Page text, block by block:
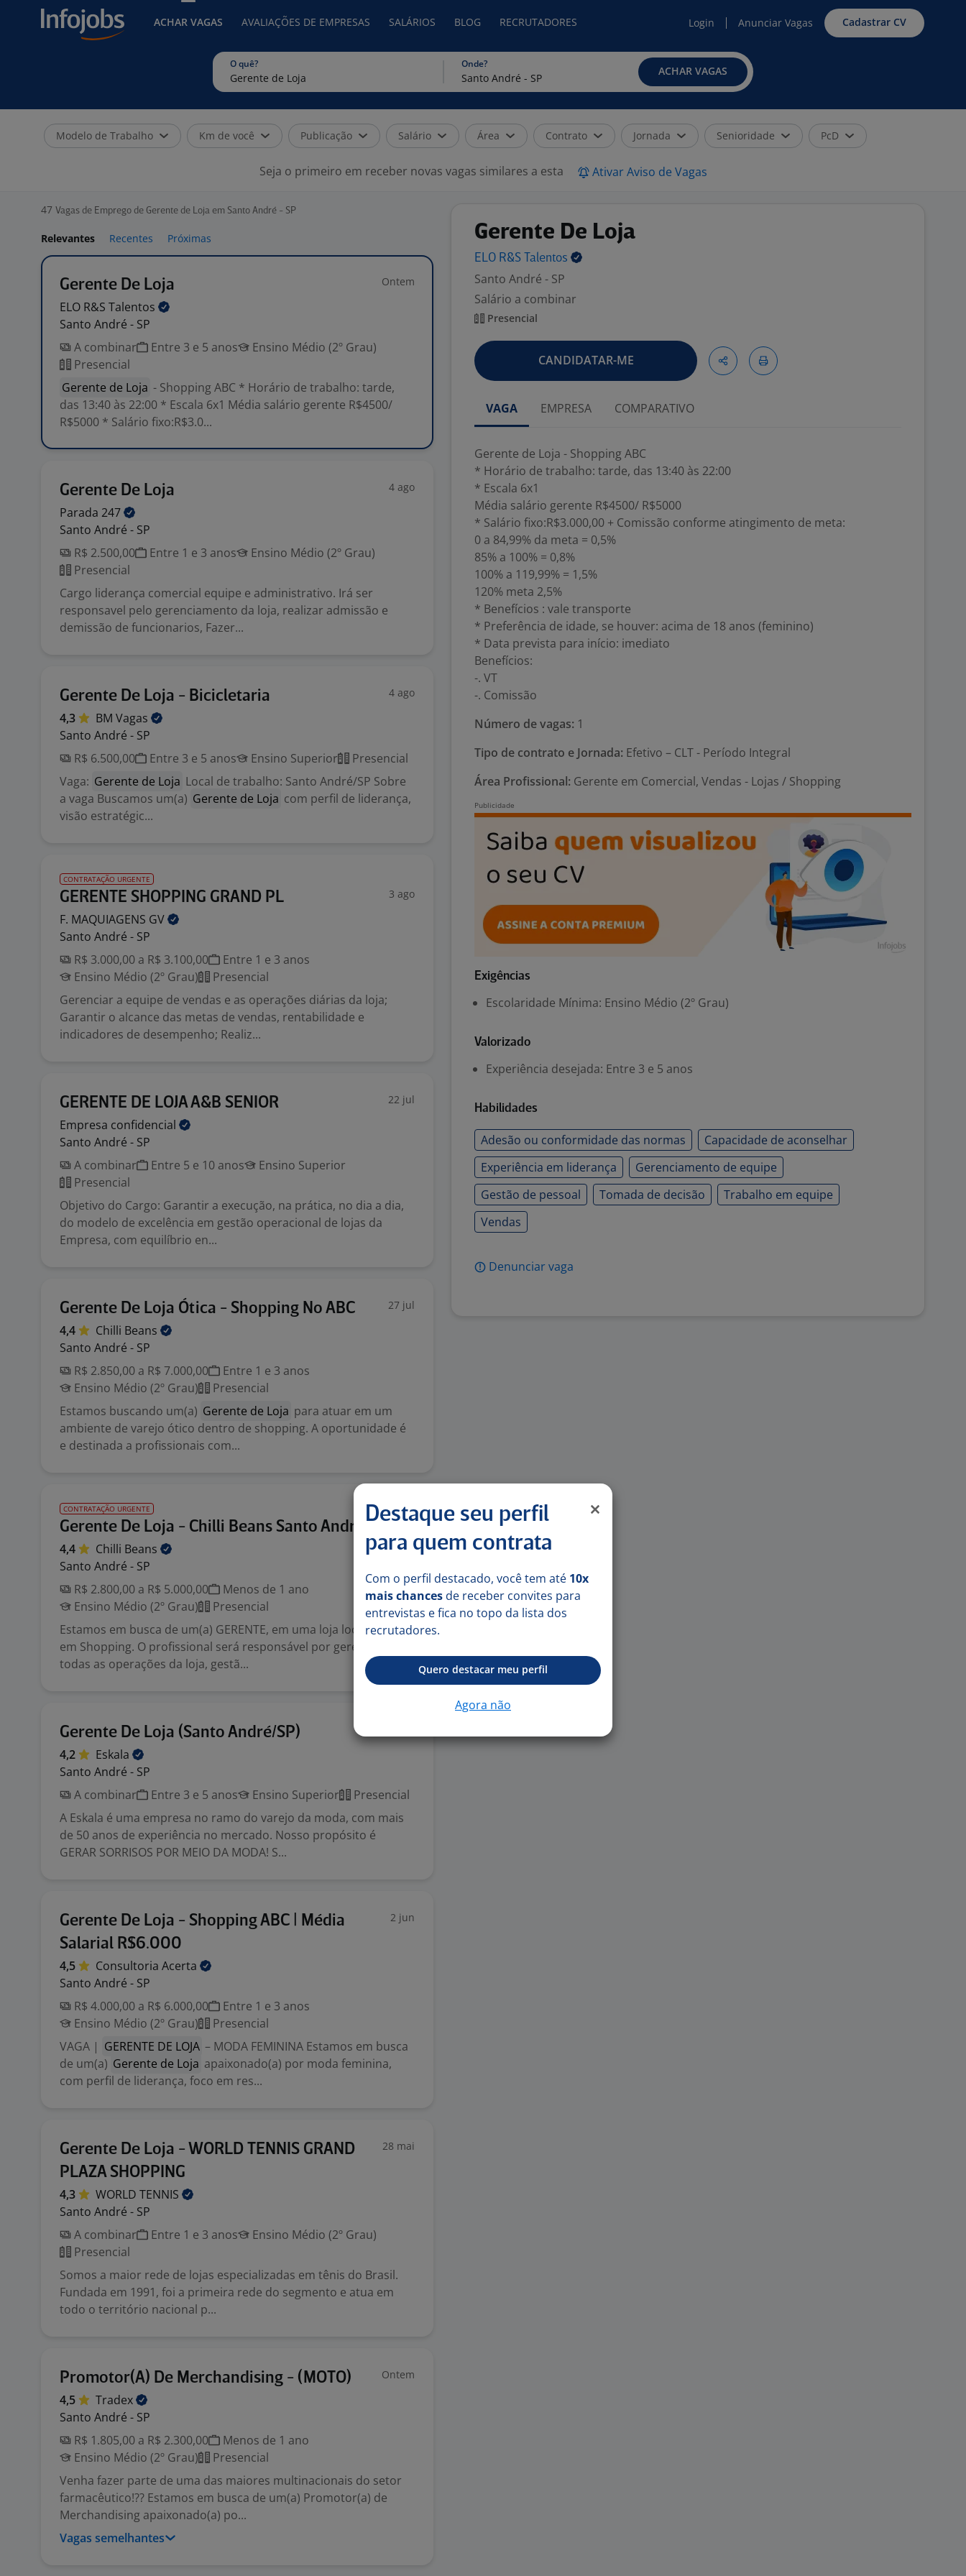
ACHAR VAGAS AVALIAÇÕES DE EMPRESAS SALÁRIOS BLOG RECRUTADORES Login Anunciar Vagas Cadastrar CV
O quê? Onde?
ACHAR VAGAS
Modelo de Trabalho Km de você Publicação Salário Área Contrato Jornada Senioridade PcD
Seja o primeiro em receber novas vagas similares a esta Ativar Aviso de Vagas
47 Vagas de Emprego de Gerente de Loja em Santo André - SP
Relevantes Recentes Próximas
Gerente De Loja Ontem
ELO R&S Talentos
Santo André - SP
A combinar
Entre 3 e 5 anos
Ensino Médio (2º Grau)
Presencial
Gerente de Loja - Shopping ABC * Horário de trabalho: tarde,
das 13:40 às 22:00 * Escala 6x1 Média salário gerente R$4500/
R$5000 * Salário fixo:R$3.0...
Gerente De Loja 4 ago
Parada 247
Santo André - SP
R$ 2.500,00
Entre 1 e 3 anos
Ensino Médio (2º Grau)
Presencial
Cargo liderança comercial equipe e administrativo. Irá ser
responsavel pelo gerenciamento da loja, realizar admissão e
demissão de funcionarios, Fazer...
Gerente De Loja - Bicicletaria 4 ago
4,3 BM Vagas
Santo André - SP
R$ 6.500,00
Entre 3 e 5 anos Ensino Superior
Presencial
Vaga: Gerente de Loja Local de trabalho: Santo André/SP Sobre
a vaga Buscamos um(a) Gerente de Loja com perfil de liderança,
visão estratégic...
CONTRATAÇÃO URGENTE
GERENTE SHOPPING GRAND PL 3 ago
F. MAQUIAGENS GV
Santo André - SP
R$ 3.000,00 a R$ 3.100,00
Entre 1 e 3 anos
Ensino Médio (2º Grau)
Presencial
Gerenciar a equipe de vendas e as operações diárias da loja;
Garantir o alcance das metas de vendas, rentabilidade e
indicadores de desempenho; Realiz...
GERENTE DE LOJA A&B SENIOR 22 jul
Empresa confidencial
Santo André - SP
A combinar
Entre 5 e 10 anos
Ensino Superior
Presencial
Objetivo do Cargo: Garantir a execução, na prática, no dia a dia,
do modelo de excelência em gestão operacional de lojas da
Empresa, com equilíbrio en...
Gerente De Loja Ótica - Shopping No ABC 27 jul
4,4 Chilli Beans
Santo André - SP
R$ 2.850,00 a R$ 7.000,00
Entre 1 e 3 anos
Ensino Médio (2º Grau)
Presencial
Estamos buscando um(a) Gerente de Loja para atuar em um
ambiente de varejo ótico dentro de shopping. A oportunidade é
e destinada a profissionais com...
CONTRATAÇÃO URGENTE
Gerente De Loja - Chilli Beans Santo Andre 20 jul
4,4 Chilli Beans
Santo André - SP
R$ 2.800,00 a R$ 5.000,00
Menos de 1 ano
Ensino Médio (2º Grau)
Presencial
Estamos em busca de um(a) GERENTE, em uma loja localizada
em Shopping. O profissional será responsável por gerenciar
todas as operações da loja, gestã...
Gerente De Loja (Santo André/SP)
4,2
Eskala
Santo André - SP
A combinar
Entre 3 e 5 anos Ensino Superior
Presencial
A Eskala é uma empresa no ramo do varejo da moda, com mais
de 50 anos de experiência no mercado. Nosso propósito é
GERAR SORRISOS POR MEIO DA MODA! S...
Gerente De Loja - Shopping ABC | Média
Salarial R$6.000
2 jun
4,5 Consultoria Acerta
Santo André - SP
R$ 4.000,00 a R$ 6.000,00
Entre 1 e 3 anos
Ensino Médio (2º Grau)
Presencial
VAGA | GERENTE DE LOJA – MODA FEMININA Estamos em busca
de um(a) Gerente de Loja apaixonado(a) por moda feminina,
com perfil de liderança, foco em res...
Gerente De Loja - WORLD TENNIS GRAND
PLAZA SHOPPING
28 mai
4,3 WORLD TENNIS
Santo André - SP
A combinar
Entre 1 e 3 anos
Ensino Médio (2º Grau)
Presencial
Somos a maior rede de lojas especializadas em tênis do Brasil.
Fundada em 1991, foi a primeira rede do segmento e atua em
todo o território nacional p...
Promotor(A) De Merchandising - (MOTO) Ontem
4,5
Tradex
Santo André - SP
R$ 1.805,00 a R$ 2.300,00
Menos de 1 ano
Ensino Médio (2º Grau)
Presencial
Venha fazer parte de uma das maiores multinacionais do setor
farmacêutico!?? Estamos em busca de um(a) Promotor(a) de
Merchandising apaixonado(a) po...
Vagas semelhantes
Gerente De Loja
ELO R&S Talentos
Santo André - SP
Salário a combinar
Presencial
CANDIDATAR-ME
VAGA EMPRESA COMPARATIVO
Gerente de Loja - Shopping ABC
* Horário de trabalho: tarde, das 13:40 às 22:00
* Escala 6x1
Média salário gerente R$4500/ R$5000
* Salário fixo:R$3.000,00 + Comissão conforme atingimento de meta:
0 a 84,99% da meta = 0,5%
85% a 100% = 0,8%
100% a 119,99% = 1,5%
120% meta 2,5%
* Benefícios : vale transporte
* Preferência de idade, se houver: acima de 18 anos (feminino)
* Data prevista para início: imediato
Benefícios:
-. VT
-. Comissão
Número de vagas: 1
Tipo de contrato e Jornada: Efetivo – CLT - Período Integral
Área Profissional: Gerente em Comercial, Vendas - Lojas / Shopping
Exigências
Escolaridade Mínima: Ensino Médio (2º Grau)
Valorizado
Experiência desejada: Entre 3 e 5 anos
Habilidades
Adesão ou conformidade das normas
Capacidade de aconselhar
Experiência em liderança
Gerenciamento de equipe
Gestão de pessoal
Tomada de decisão
Trabalho em equipe
Vendas
Denunciar vaga
Destaque seu perfil
para quem contrata
Com o perfil destacado, você tem até 10x
mais chances de receber convites para
entrevistas e fica no topo da lista dos
recrutadores.
Quero destacar meu perfil
Agora não